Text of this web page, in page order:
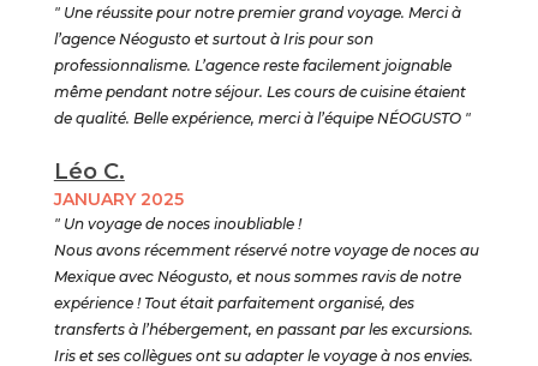
" Une réussite pour notre premier grand voyage. Merci à
l’agence Néogusto et surtout à Iris pour son
professionnalisme. L’agence reste facilement joignable
même pendant notre séjour. Les cours de cuisine étaient
de qualité. Belle expérience, merci à l’équipe NÉOGUSTO "
Léo C.
JANUARY 2025
" Un voyage de noces inoubliable !
Nous avons récemment réservé notre voyage de noces au
Mexique avec Néogusto, et nous sommes ravis de notre
expérience ! Tout était parfaitement organisé, des
transferts à l’hébergement, en passant par les excursions.
Iris et ses collègues ont su adapter le voyage à nos envies.